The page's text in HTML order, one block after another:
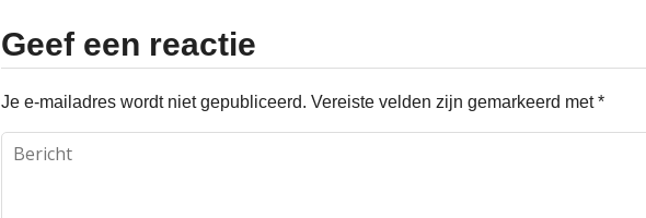
Geef een reactie
Je e-mailadres wordt niet gepubliceerd. Vereiste velden zijn gemarkeerd met*